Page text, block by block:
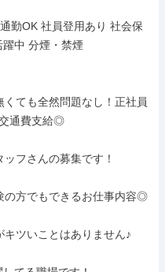
勤OK 社員登用あり 社会保
中 分煙・禁煙
ても全然問題なし！正社員
通費支給◎
フさんの募集です！
の方でもできるお仕事内容◎
ツいことはありません♪